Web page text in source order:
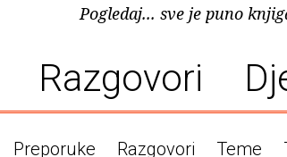
Pogledaj... sve je puno
Razgovori
Preporuke Razgovori Teme